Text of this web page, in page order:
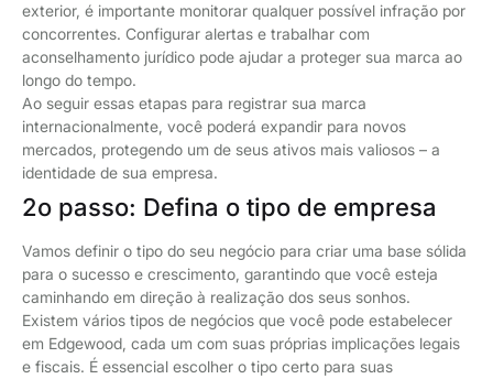
exterior, é importante monitorar qualquer possível infração por
concorrentes. Configurar alertas e trabalhar com
aconselhamento jurídico pode ajudar a proteger sua marca ao
longo do tempo.
Ao seguir essas etapas para registrar sua marca
internacionalmente, você poderá expandir para novos
mercados, protegendo um de seus ativos mais valiosos – a
identidade de sua empresa.
2o passo: Defina o tipo de empresa
Vamos definir o tipo do seu negócio para criar uma base sólida
para o sucesso e crescimento, garantindo que você esteja
caminhando em direção à realização dos seus sonhos.
Existem vários tipos de negócios que você pode estabelecer
em Edgewood, cada um com suas próprias implicações legais
e fiscais. É essencial escolher o tipo certo para suas